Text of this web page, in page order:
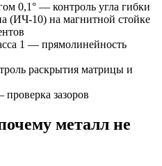
0,1° — контроль угла гибки
(ИЧ-10) на магнитной стойке
1 — прямолинейность
раскрытия матрицы и
зазоров
металл не